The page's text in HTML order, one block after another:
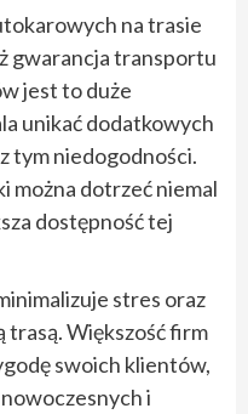
na trasie
gwarancja transportu
jest to duże
unikać dodatkowych
tym niedogodności.
można dotrzeć niemal
dostępność tej
stres oraz
trasą. Większość firm
swoich klientów,
i